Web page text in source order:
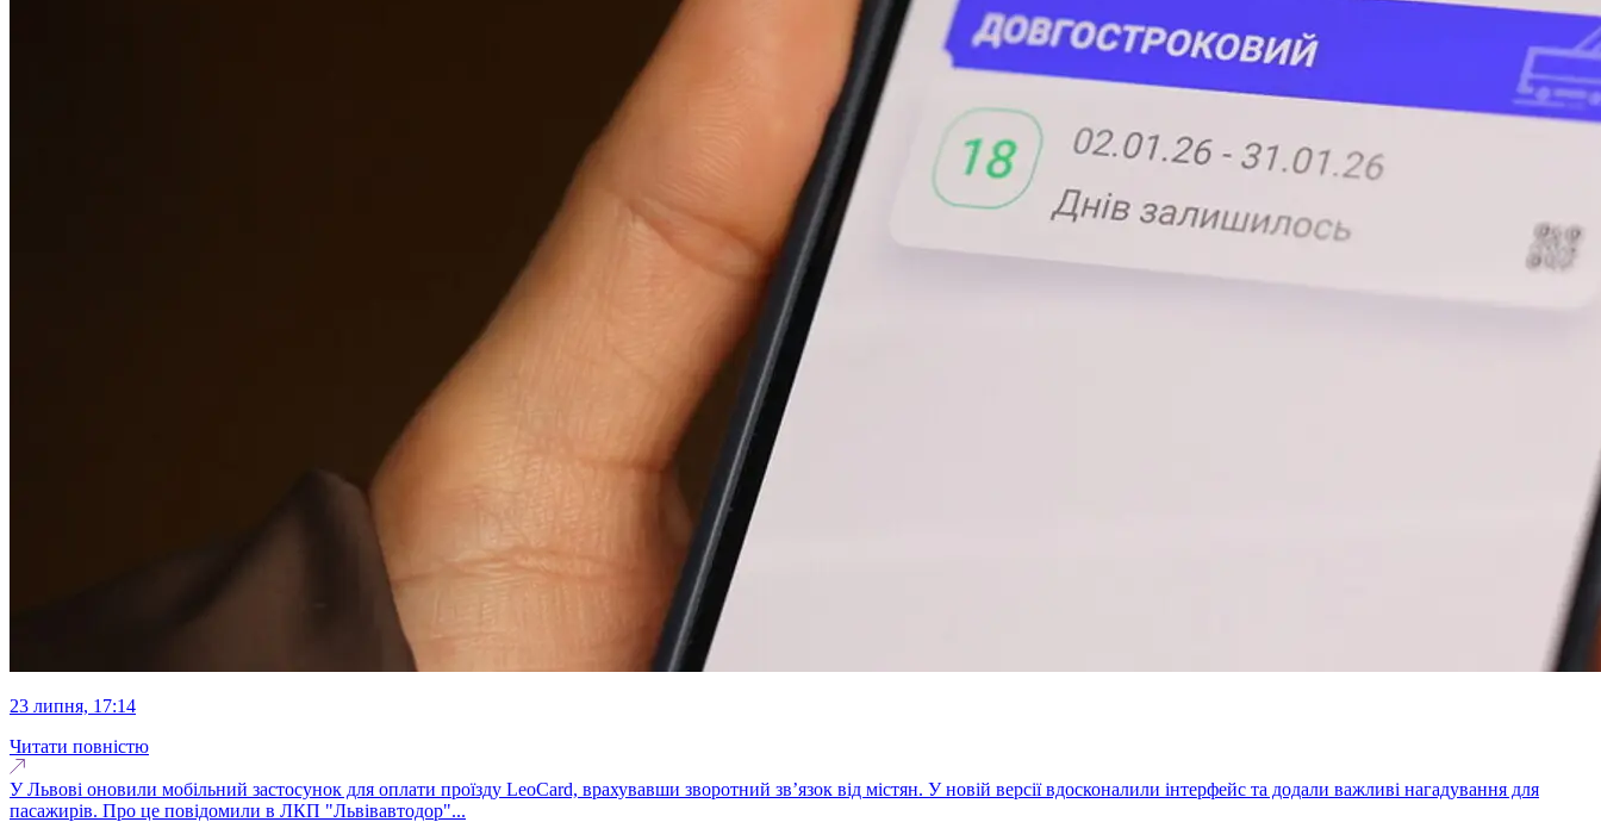
23 липня, 17:14
Читати повністю
У Львові оновили мобільний застосунок для оплати проїзду LeoCard, врахувавши зворотний зв’язок від містян. У новій версії вдосконалили інтерфейс та додали важливі нагадування для
пасажирів. Про це повідомили в ЛКП "Львівавтодор"...